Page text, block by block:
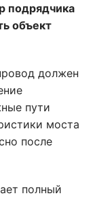
подрядчика
объект
должен
пути
моста
после
полный